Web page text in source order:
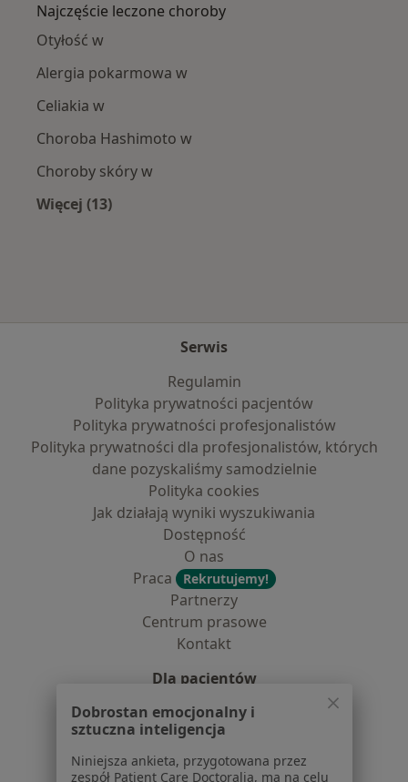
Najczęście leczone choroby
Otyłość w
Alergia pokarmowa w
Celiakia w
Choroba Hashimoto w
Choroby skóry w
Więcej (13)
Serwis
Regulamin
Polityka prywatności pacjentów
Polityka prywatności profesjonalistów
Polityka prywatności dla profesjonalistów, których
dane pozyskaliśmy samodzielnie
Polityka cookies
Jak działają wyniki wyszukiwania
Dostępność
O nas
Praca
Rekrutujemy!
Partnerzy
Centrum prasowe
Kontakt
Dla pacjentów
Lekarze
Placówki medyczne
Pytania i odpowiedzi
Dobrostan emocjonalny i
sztuczna inteligencja
Niniejsza ankieta, przygotowana przez
zespół Patient Care Doctoralia, ma na celu